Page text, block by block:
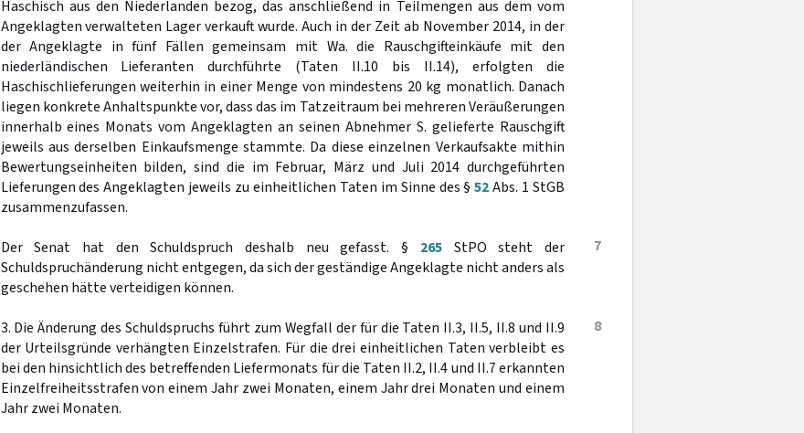
Haschisch aus den Niederlanden bezog, das anschließend in Teilmengen aus dem vom
Angeklagten verwalteten Lager verkauft wurde. Auch in der Zeit ab November 2014, in der
der Angeklagte in fünf Fällen gemeinsam mit Wa. die Rauschgifteinkäufe mit den
niederländischen Lieferanten durchführte (Taten II.10 bis II.14), erfolgten die
Haschischlieferungen weiterhin in einer Menge von mindestens 20 kg monatlich. Danach
liegen konkrete Anhaltspunkte vor, dass das im Tatzeitraum bei mehreren Veräußerungen
innerhalb eines Monats vom Angeklagten an seinen Abnehmer S. gelieferte Rauschgift
jeweils aus derselben Einkaufsmenge stammte. Da diese einzelnen Verkaufsakte mithin
Bewertungseinheiten bilden, sind die im Februar, März und Juli 2014 durchgeführten
Lieferungen des Angeklagten jeweils zu einheitlichen Taten im Sinne des §52Abs. 1 StGB
zusammenzufassen.
7
Der Senat hat den Schuldspruch deshalb neu gefasst. § 265StPO steht der
Schuldspruchänderung nicht entgegen, da sich der geständige Angeklagte nicht anders als
geschehen hätte verteidigen können.
8
3. Die Änderung des Schuldspruchs führt zum Wegfall der für die Taten II.3, II.5, II.8 und II.9
der Urteilsgründe verhängten Einzelstrafen. Für die drei einheitlichen Taten verbleibt es
bei den hinsichtlich des betreffenden Liefermonats für die Taten II.2, II.4 und II.7 erkannten
Einzelfreiheitsstrafen von einem Jahr zwei Monaten, einem Jahr drei Monaten und einem
Jahr zwei Monaten.